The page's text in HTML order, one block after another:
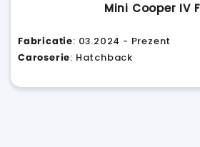
Mini Cooper IV
Fabricatie: 03.2024 - Prezent
Caroserie: Hatchback